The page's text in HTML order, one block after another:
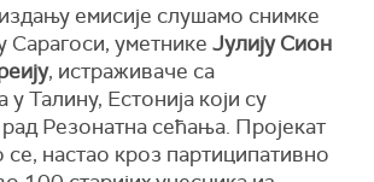
емисије слушамо снимке
Сарагоси, уметнике Јулију Сион
, истраживаче са
Талину, Естонија који су
Резонатна сећања. Пројекат
се, настао кроз партиципативно